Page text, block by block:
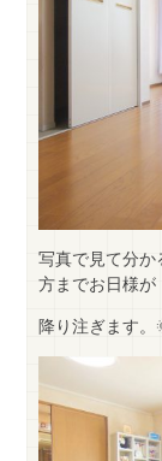
写真で見て分か
方までお日様が
降り注ぎます。